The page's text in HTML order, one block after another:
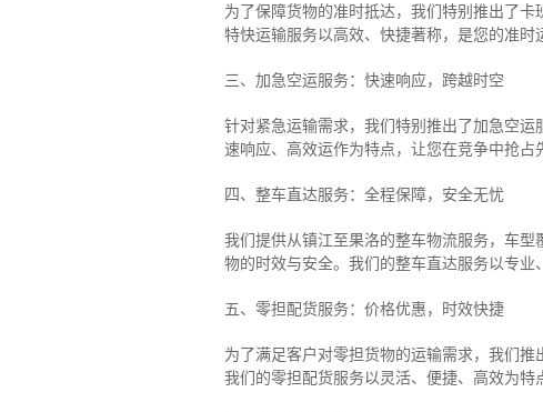
为了保障货物的准时抵达，我们特别推出了
特快运输服务以高效、快捷著称，是您的准时
三、加急空运服务：快速响应，跨越时空
针对紧急运输需求，我们特别推出了加急空
速响应、高效运作为特点，让您在竞争中抢占
四、整车直达服务：全程保障，安全无忧
我们提供从镇江至果洛的整车物流服务，车
物的时效与安全。我们的整车直达服务以专业
五、零担配货服务：价格优惠，时效快捷
为了满足客户对零担货物的运输需求，我们
我们的零担配货服务以灵活、便捷、高效为特